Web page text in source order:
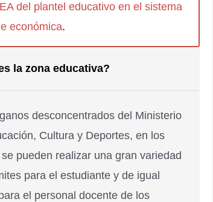
del plantel educativo en el sistema
económica.
la zona educativa?
desconcentrados del Ministerio
Cultura y Deportes, en los
pueden realizar una gran variedad
para el estudiante y de igual
el personal docente de los